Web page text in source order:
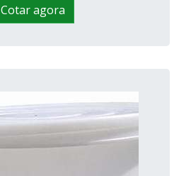
Cotar agora